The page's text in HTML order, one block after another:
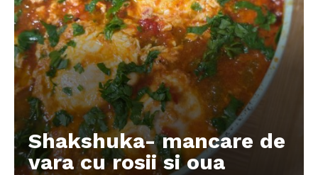
Shakshuka- mancare de
vara cu rosii si oua